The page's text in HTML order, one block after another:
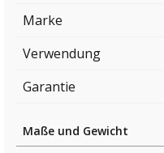
Marke
Verwendung
Garantie
Maße und Gewicht